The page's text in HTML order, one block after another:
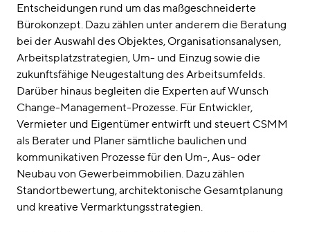
Entscheidungen rund um das maßgeschneiderte
Bürokonzept. Dazu zählen unter anderem die Beratung
bei der Auswahl des Objektes, Organisationsanalysen,
Arbeitsplatzstrategien, Um- und Einzug sowie die
zukunftsfähige Neugestaltung des Arbeitsumfelds.
Darüber hinaus begleiten die Experten auf Wunsch
Change-Management-Prozesse. Für Entwickler,
Vermieter und Eigentümer entwirft und steuert CSMM
als Berater und Planer sämtliche baulichen und
kommunikativen Prozesse für den Um-, Aus- oder
Neubau von Gewerbeimmobilien. Dazu zählen
Standortbewertung, architektonische Gesamtplanung
und kreative Vermarktungsstrategien.